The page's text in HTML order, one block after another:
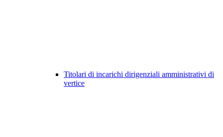
Titolari di incarichi dirigenziali amministrativi di
vertice